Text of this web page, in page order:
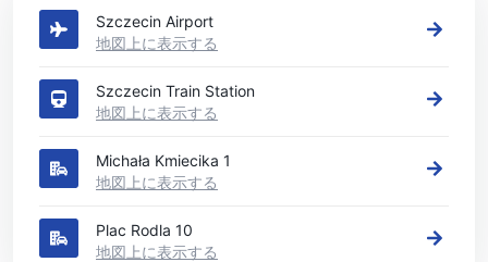
Szczecin Airport
地図上に表示する
Szczecin Train Station
地図上に表示する
Michała Kmiecika 1
地図上に表示する
Plac Rodla 10
地図上に表示する